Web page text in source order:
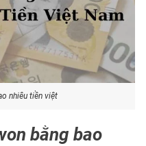
nhiêu tiền việt
bằng bao